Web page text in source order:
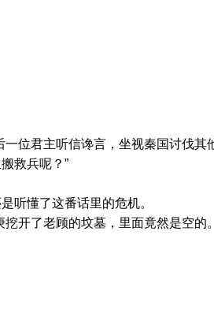
位君主听信谗言，坐视秦国讨伐其
救兵呢？”
懂了这番话里的危机。
开了老顾的坟墓，里面竟然是空的